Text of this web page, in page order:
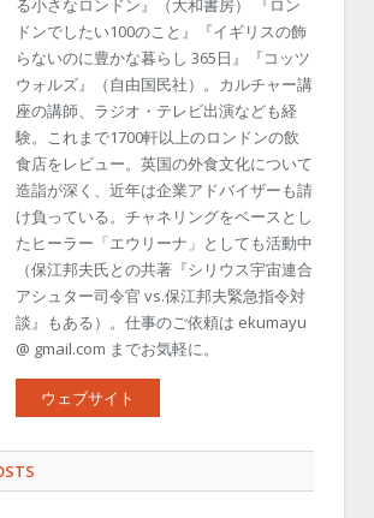
る小さなロンドン』（大和書房） 『ロン
ドンでしたい100のこと』『イギリスの飾
らないのに豊かな暮らし 365日』『コッツ
ウォルズ』（自由国民社）。カルチャー講
座の講師、ラジオ・テレビ出演なども経
験。これまで1700軒以上のロンドンの飲
食店をレビュー。英国の外食文化について
造詣が深く、近年は企業アドバイザーも請
け負っている。チャネリングをベースとし
たヒーラー「エウリーナ」としても活動中
（保江邦夫氏との共著『シリウス宇宙連合
アシュター司令官 vs.保江邦夫緊急指令対
談』もある）。仕事のご依頼は ekumayu
@ gmail.com までお気軽に。
ウェブサイト